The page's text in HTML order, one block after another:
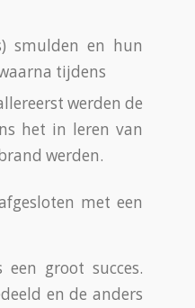
smulden en hun
tijdens
werden de
het in leren van
werden.
met een
groot succes.
en de anders